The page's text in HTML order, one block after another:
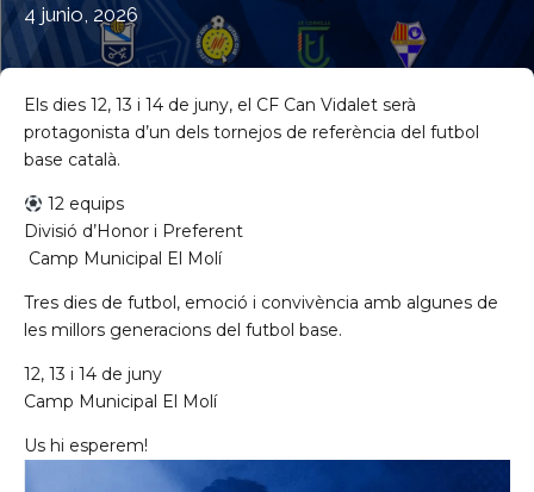
Ll 08950, Barcelona
4 junio, 2026
Els dies 12, 13 i 14 de juny, el CF Can Vidalet serà
protagonista d’un dels tornejos de referència del futbol
base català.
12 equips
Divisió d’Honor i Preferent
️ Camp Municipal El Molí
Tres dies de futbol, emoció i convivència amb algunes de
les millors generacions del futbol base.
12, 13 i 14 de juny
Camp Municipal El Molí
Us hi esperem!